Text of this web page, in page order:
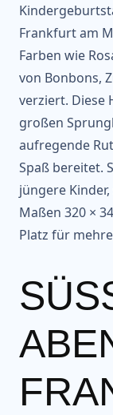
Frankfurt am
Farben wie
von Bonbons,
verziert. Diese
großen
aufregende
Spaß bereitet.
jüngere
Maßen 320 ×
Platz für